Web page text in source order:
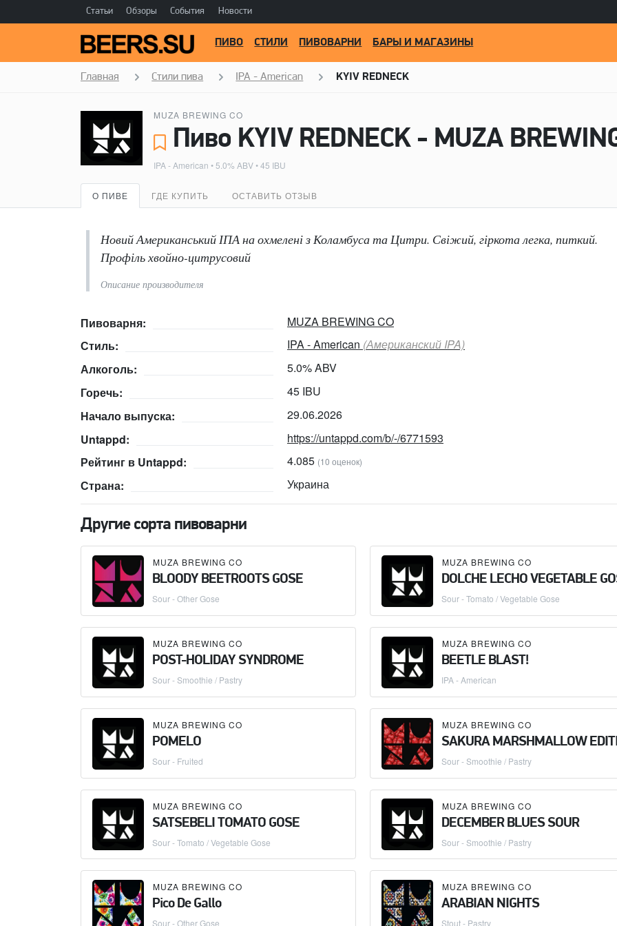
Статьи Обзоры События Новости
ПИВО СТИЛИ ПИВОВАРНИ БАРЫ И МАГАЗИНЫ
Главная Стили пива IPA - American KYIV REDNECK
MUZA BREWING CO
Пиво KYIV REDNECK - MUZA
IPA - American • 5.0% ABV • 45 IBU
О ПИВЕ ГДЕ КУПИТЬ ОСТАВИТЬ ОТЗЫВ
Новий Американський ІПА на охмелені з Коламбуса та Цитри. Свіжий, гіркота легка, питкий.
Профіль хвойно-цитрусовий
Описание производителя
Пивоварня:
MUZA BREWING CO
Стиль:
IPA - American (Американский IPA)
Алкоголь:
5.0% ABV
Горечь:
45 IBU
Начало выпуска:
29.06.2026
Untappd:
https://untappd.com/b/-/6771593
Рейтинг в Untappd:
4.085 (10 оценок)
Страна: Украина
Другие сорта пивоварни
MUZA BREWING CO
BLOODY BEETROOTS GOSE
Sour - Other Gose
MUZA BREWING CO
DOLCHE LECHO VEGETABLE
Sour - Tomato / Vegetable Gose
MUZA BREWING CO
POST-HOLIDAY SYNDROME
Sour - Smoothie / Pastry
MUZA BREWING CO
BEETLE BLAST!
IPA - American
MUZA BREWING CO
POMELO
Sour - Fruited
MUZA BREWING CO
SAKURA MARSHMALLOW
Sour - Smoothie / Pastry
MUZA BREWING CO
SATSEBELI TOMATO GOSE
Sour - Tomato / Vegetable Gose
MUZA BREWING CO
DECEMBER BLUES SOUR
Sour - Smoothie / Pastry
MUZA BREWING CO
Pico De Gallo
Sour - Other Gose
MUZA BREWING CO
ARABIAN NIGHTS
Stout - Pastry